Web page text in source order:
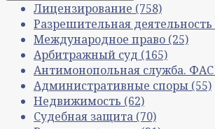
Лицензирование (758)
Разрешительная деятельность
Международное право (25)
Арбитражный суд (165)
Антимонопольная служба. ФАС
Административные споры (55)
Недвижимость (62)
Судебная защита (70)